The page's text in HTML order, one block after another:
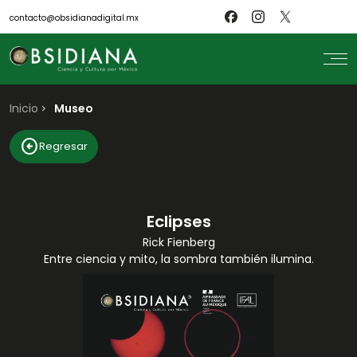
contacto@obsidianadigital.mx
search
Inicio
Nosotros
Revistas
Inicio Museo
arrow_circle_leftRegresar
Eclipses
Rick Fienberg
Entre ciencia y mito, la sombra también ilumina.